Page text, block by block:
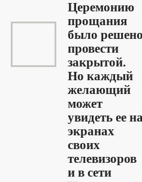
Церемонию
прощания
было
провести
закрытой.
Но каждый
желающий
может
увидеть ее
экранах
своих
телевизоров
и в сети